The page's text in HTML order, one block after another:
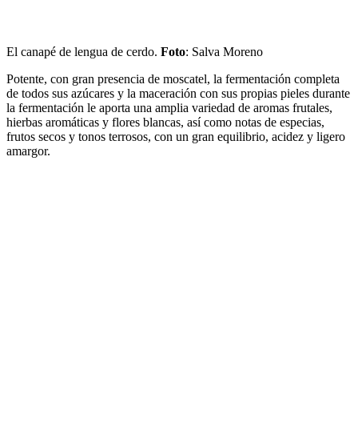
El canapé de lengua de cerdo. Foto: Salva Moreno
Potente, con gran presencia de moscatel, la fermentación completa
de todos sus azúcares y la maceración con sus propias pieles durante
la fermentación le aporta una amplia variedad de aromas frutales,
hierbas aromáticas y flores blancas, así como notas de especias,
frutos secos y tonos terrosos, con un gran equilibrio, acidez y ligero
amargor.